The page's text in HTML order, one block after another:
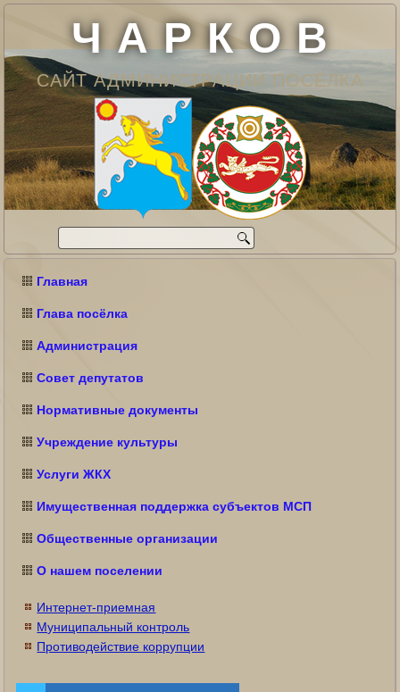
Ч А Р К О В
САЙТ АДМИНИСТРАЦИИ ПОСЁЛКА
Главная
Глава посёлка
Администрация
Совет депутатов
Нормативные документы
Учреждение культуры
Услуги ЖКХ
Имущественная поддержка субъектов МСП
Общественные организации
О нашем поселении
Интернет-приемная
Муниципальный контроль
Противодействие коррупции